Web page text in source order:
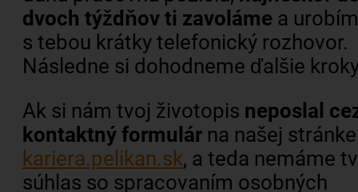
dvoch týždňov ti zavoláme a
s tebou krátky telefonický rozhovor.
Následne si dohodneme ďalšie
Ak si nám tvoj životopis neposlal
kontaktný formulár na našej stránke
kariera.pelikan.sk, a teda nemáme
súhlas so spracovaním osobných